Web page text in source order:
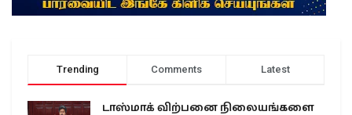
Trending Comments Latest
டாஸ்மாக் விற்பனை நிலையங்களை